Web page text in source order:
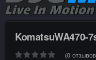
KomatsuWA470-
(0